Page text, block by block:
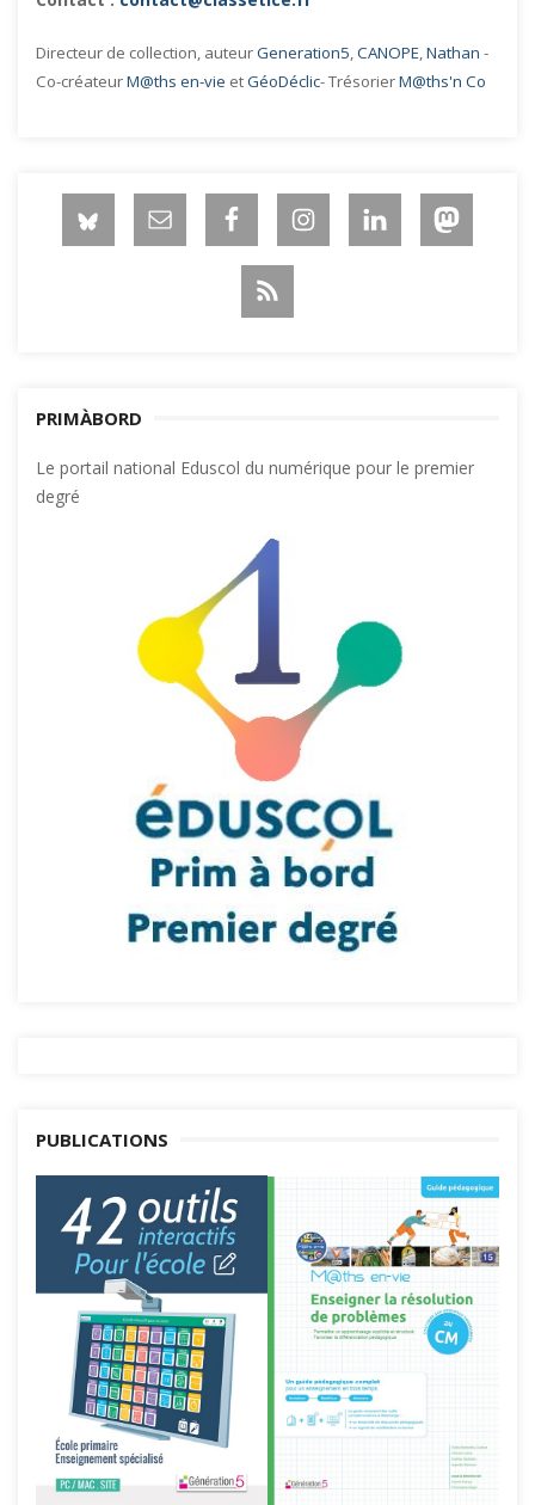
Directeur de collection, auteurGeneration5 CANOPE Nathan -
Co-créateurM@ths en-vie etGéoDéclic- TrésorierM@ths'n Co
PRIMÀBORD
Le portail national Eduscol du numérique pour le premier
degré
PUBLICATIONS